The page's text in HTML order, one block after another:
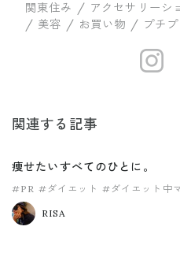
関東住み / アクセサリーシ
/ 美容 / お買い物 / プチプ
関連する記事
痩せたいすべてのひとに。
#PR #ダイエット #ダイエット中
RISA